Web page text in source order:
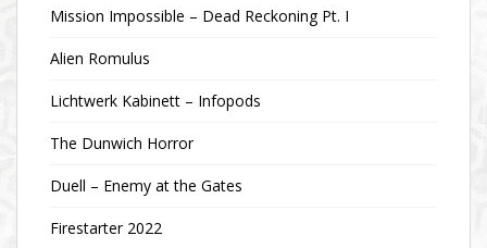
Mission Impossible – Dead Reckoning Pt. I
Alien Romulus
Lichtwerk Kabinett – Infopods
The Dunwich Horror
Duell – Enemy at the Gates
Firestarter 2022